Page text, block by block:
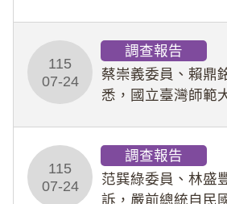
行拍攝特定樣態性
劉師。該生因畏懼
115
07-24
調查報告
蔡崇義委員、賴鼎
悉，國立臺灣師範
術倫理等情案調查
31)
115
07-24
調查報告
范巽綠委員、林盛
訴，嚴前總統自民